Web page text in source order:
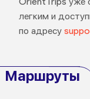
легким и
по адресу
Маршруты